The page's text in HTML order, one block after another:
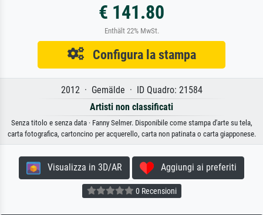
€ 141.80
Enthält 22% MwSt.
Configura la stampa
2012 · Gemälde · ID Quadro: 21584
Artisti non classificati
Senza titolo e senza data · Fanny Selmer. Disponibile come stampa d'arte su tela,
carta fotografica, cartoncino per acquerello, carta non patinata o carta giapponese.
Visualizza in 3D/AR Aggiungi ai preferiti
0 Recensioni